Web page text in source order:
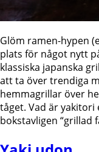
Glöm ramen-hypen
plats för något nytt
klassiska japanska
att ta över trendiga
hemmagrillar över
tåget. Vad är
bokstavligen “grillad